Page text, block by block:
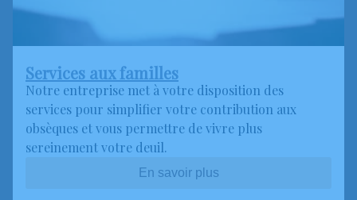
Services aux familles
Notre entreprise met à votre disposition des
services pour simplifier votre contribution aux
obsèques et vous permettre de vivre plus
sereinement votre deuil.
En savoir plus